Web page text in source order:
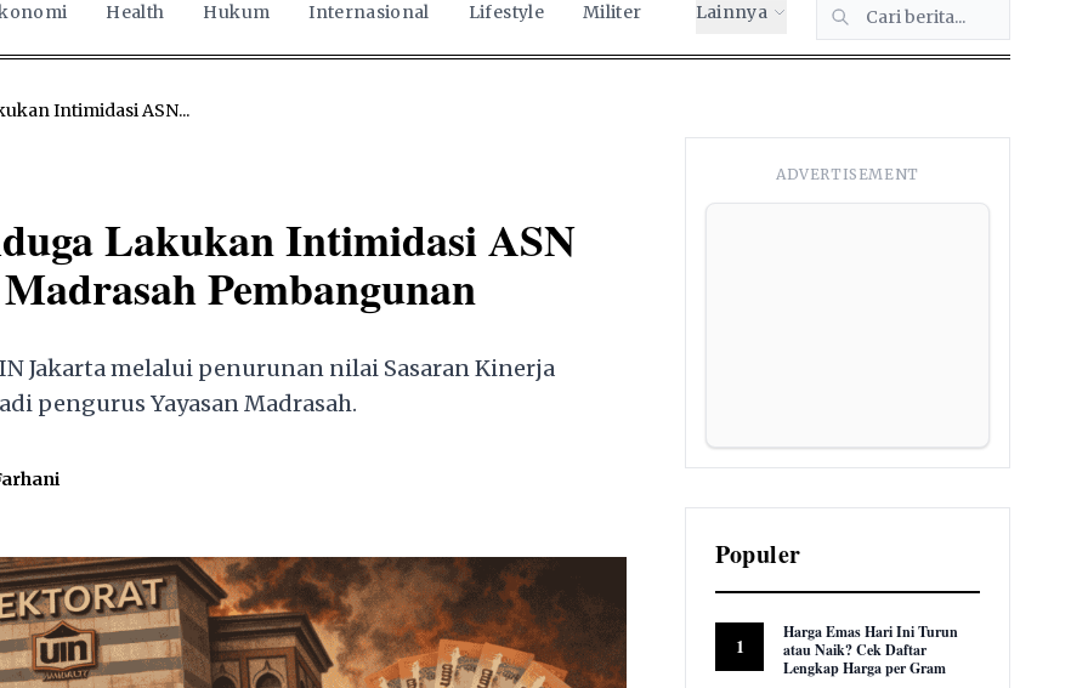
Health Hukum Internasional Lifestyle Militer Lainnya
Intimidasi ASN...
Lakukan Intimidasi ASN
Pembangunan
Jakarta melalui penurunan nilai Sasaran Kinerja
pengurus Yayasan Madrasah.
ADVERTISEMENT
Populer
1
Harga Emas Hari Ini Turun
atau Naik? Cek Daftar
Lengkap Harga per Gram